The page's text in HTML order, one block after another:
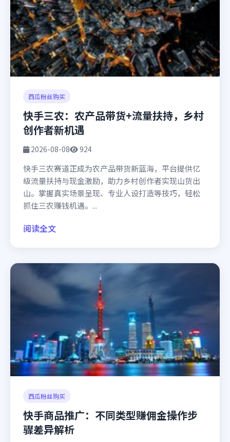
西瓜粉丝购买
快手三农：农产品带货+流量扶持，乡村
创作者新机遇
2026-08-08 924
快手三农赛道正成为农产品带货新蓝海，平台提供亿
级流量扶持与现金激励，助力乡村创作者实现山货出
山。掌握真实场景呈现、专业人设打造等技巧，轻松
抓住三农赚钱机遇。...
阅读全文
西瓜粉丝购买
快手商品推广：不同类型赚佣金操作步
骤差异解析